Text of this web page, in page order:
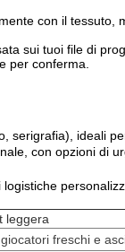
con il tessuto,
sui tuoi file di
per conferma.
ideali
con opzioni di
leggera
freschi e